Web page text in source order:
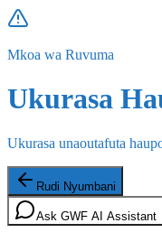
Mkoa wa Ruvuma
Ukurasa
Ukurasa unaoutafuta
Rudi Nyumbani
Ask GWF AI Assistant